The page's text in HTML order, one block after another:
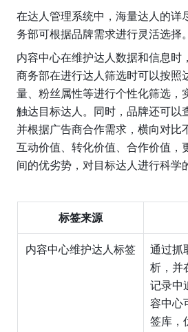
在达人管理系统中，海量达人的详
务部可根据品牌需求进行灵活选择。
内容中心在维护达人数据和信息时
商务部在进行达人筛选时可以按照
量、粉丝属性等进行个性化筛选，
触达目标达人。同时，品牌还可以
并根据广告商合作需求，横向对比
互动价值、转化价值、合作价值，
间的优劣势，对目标达人进行科学
标签来源
内容中心维护达人标签
通过抓
析，并
记录中
容中心
签库，